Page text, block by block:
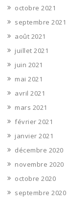
octobre 2021
septembre 2021
août 2021
juillet 2021
juin 2021
mai 2021
avril 2021
mars 2021
février 2021
janvier 2021
décembre 2020
novembre 2020
octobre 2020
septembre 2020